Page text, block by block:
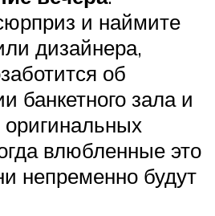
и наймите
дизайнера,
об
банкетного зала и
оригинальных
влюбленные это
непременно будут